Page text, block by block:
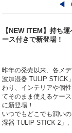
◀
【NEW ITEM】持ち
ース付きで新登場！
昨年の発売以来、各メ
波加湿器 TULIP STICK
わり、インテリアや個
てそのまま使えるケー
に新登場！
いつでもどこでも潤い
湿器 TULIP STICK 2」